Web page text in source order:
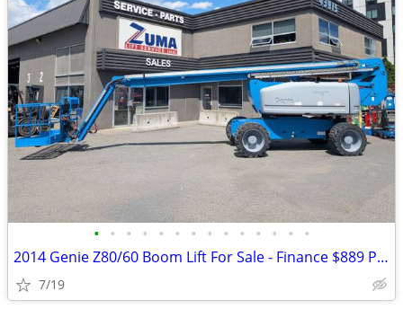
• • • • • • • • • • • • • •
2014 Genie Z80/60 Boom Lift For Sale - Finance $889 Per Mo*
7/19